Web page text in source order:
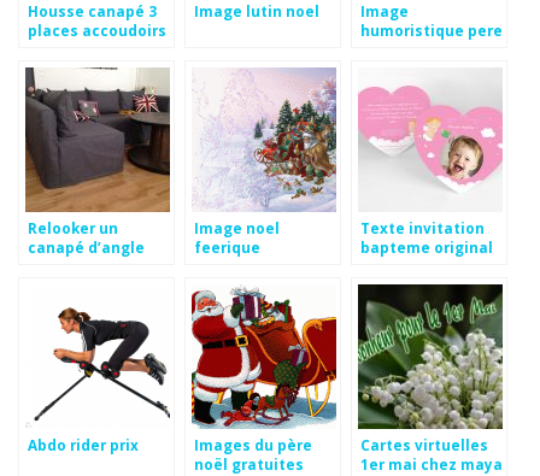
Housse canapé 3
places accoudoirs
Image lutin noel
Image
humoristique pere
Relooker un
canapé d’angle
Image noel
feerique
Texte invitation
bapteme original
Abdo rider prix
Images du père
noël gratuites
Cartes virtuelles
1er mai chez maya